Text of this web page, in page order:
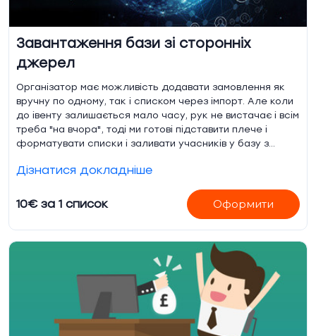
Завантаження бази зі сторонніх
джерел
Організатор має можливість додавати замовлення як
вручну по одному, так і списком через імпорт. Але коли
до івенту залишається мало часу, рук не вистачає і всім
треба "на вчора", тоді ми готові підставити плече і
форматувати списки і заливати учасників у базу з
не складний, але вимагає уважності та часу процес.
Дізнатися докладніше
10€ за 1 список Оформити